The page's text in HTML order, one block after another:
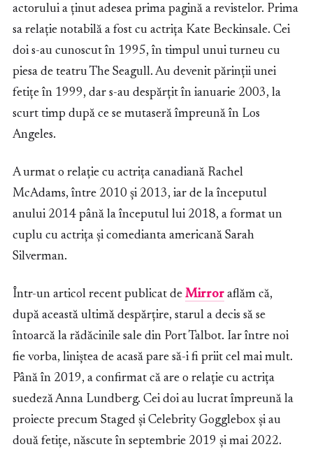
actorului a ținut adesea prima pagină a revistelor. Prima
sa relație notabilă a fost cu actrița Kate Beckinsale. Cei
doi s-au cunoscut în 1995, în timpul unui turneu cu
piesa de teatru The Seagull. Au devenit părinții unei
fetițe în 1999, dar s-au despărțit în ianuarie 2003, la
scurt timp după ce se mutaseră împreună în Los
Angeles.
A urmat o relație cu actrița canadiană Rachel
McAdams, între 2010 și 2013, iar de la începutul
anului 2014 până la începutul lui 2018, a format un
cuplu cu actrița și comedianta americană Sarah
Silverman.
Într-un articol recent publicat de Mirror aflăm că,
după această ultimă despărțire, starul a decis să se
întoarcă la rădăcinile sale din Port Talbot. Iar între noi
fie vorba, liniștea de acasă pare să-i fi priit cel mai mult.
Până în 2019, a confirmat că are o relație cu actrița
suedeză Anna Lundberg. Cei doi au lucrat împreună la
proiecte precum Staged și Celebrity Gogglebox și au
două fetițe, născute în septembrie 2019 și mai 2022.